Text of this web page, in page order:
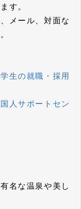
す。
メール、対面な
生の就職・採用
人サポートセン
名な温泉や美し